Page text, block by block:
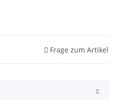
Frage zum Artikel